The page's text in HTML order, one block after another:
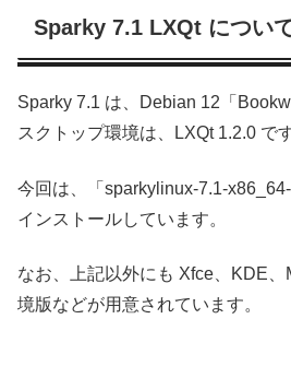
Sparky 7.1 LXQt につい
Sparky 7.1 は、Debian 12「
スクトップ環境は、LXQt 1.2.0 です
今回は、「sparkylinux-7.1-
インストールしています。
なお、上記以外にも Xfce、KDE
境版などが用意されています。